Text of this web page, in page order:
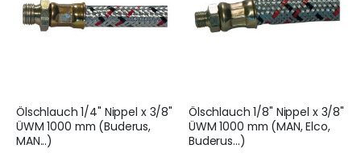
Ölschlauch 1/4" Nippel x 3/8"
ÜWM 1000 mm (Buderus,
MAN...)
Ölschlauch 1/8" Nippel x 3/8"
ÜWM 1000 mm (MAN, Elco,
Buderus...)